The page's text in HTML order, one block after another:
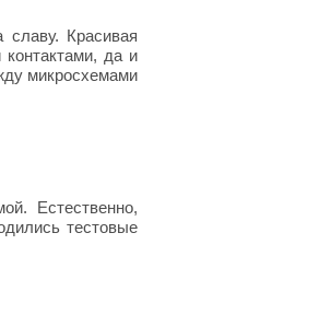
Красивая
да и
микросхемами
Естественно,
тестовые